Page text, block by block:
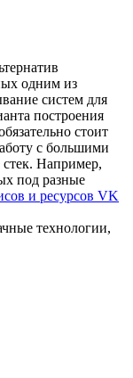
одним из
систем для
построения
стоит
с большими
Например,
под разные
и ресурсов VK
технологии,